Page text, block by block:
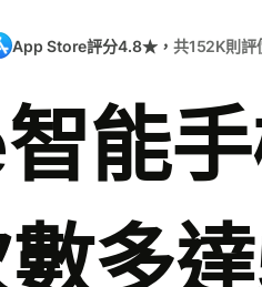
App Store評分4.8★， 共152K則評
能
多